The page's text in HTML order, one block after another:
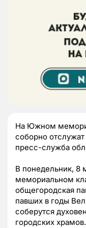
На Южном
соборно
пресс-служба
В понедельник, 8
мемориальном
общегородская
павших в годы
соберутся
городских храмов.